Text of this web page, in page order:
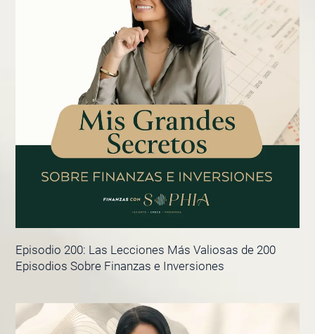
Episodio 200: Las Lecciones Más Valiosas de 200
Episodios Sobre Finanzas e Inversiones